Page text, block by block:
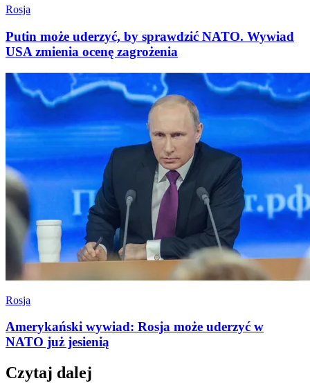
Rosja
Putin może uderzyć, by sprawdzić NATO. Wywiad
USA zmienia ocenę zagrożenia
Rosja
Amerykański wywiad: Rosja może uderzyć w
NATO już jesienią
Czytaj dalej